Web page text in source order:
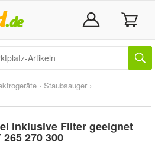
› Staubsauger ›
inklusive Filter geeignet
270 300